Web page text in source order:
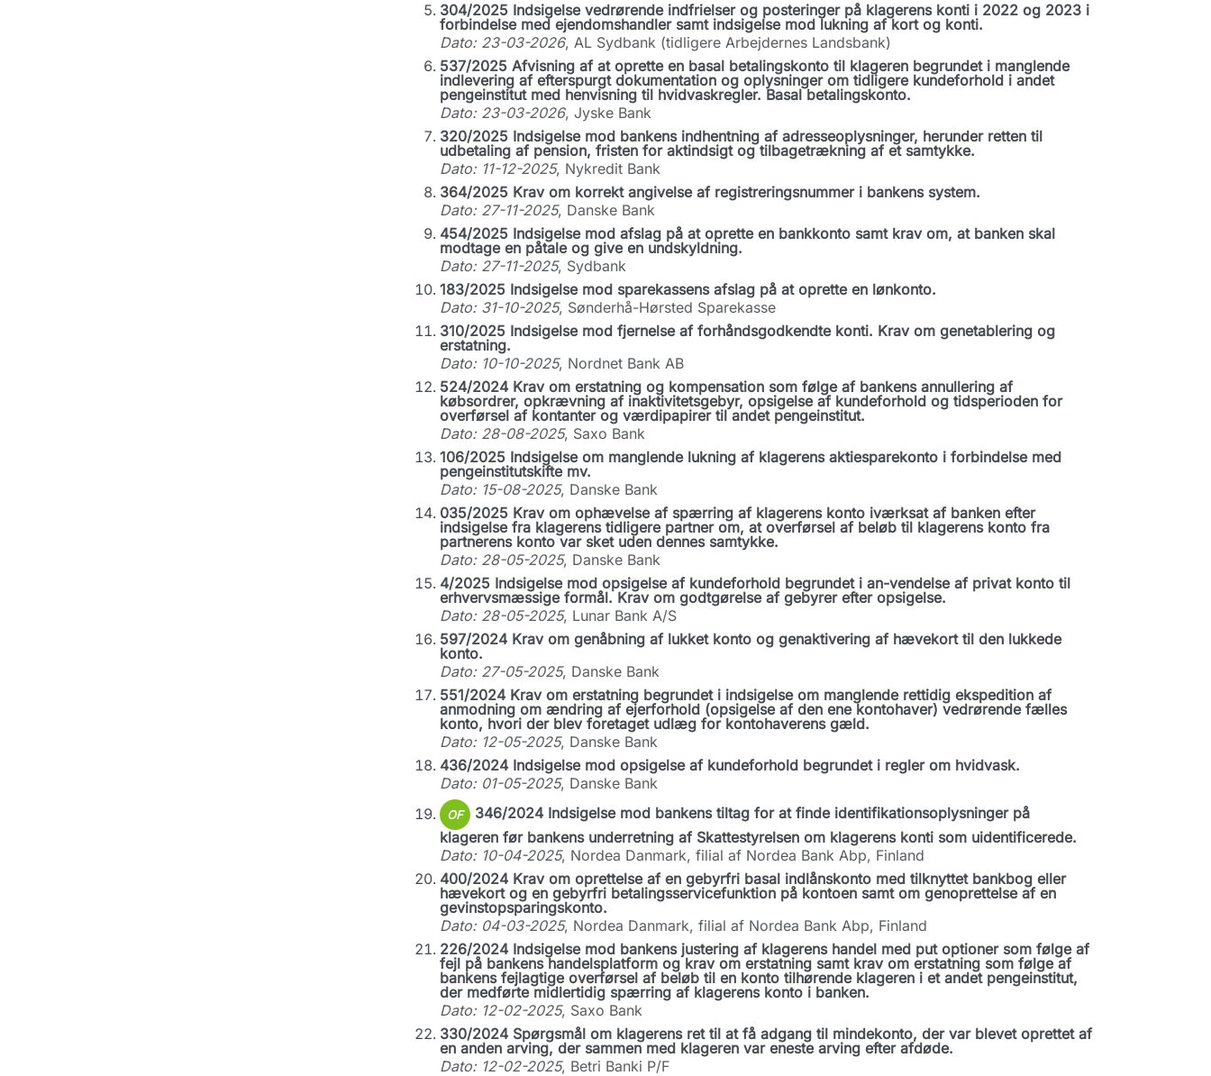
304/2025 Indsigelse vedrørende indfrielser og posteringer på klagerens konti i 2022 og 2023 i
forbindelse med ejendomshandler samt indsigelse mod lukning af kort og konti.
Dato: 23-03-2026, AL Sydbank (tidligere Arbejdernes Landsbank)
537/2025 Afvisning af at oprette en basal betalingskonto til klageren begrundet i manglende
indlevering af efterspurgt dokumentation og oplysninger om tidligere kundeforhold i andet
pengeinstitut med henvisning til hvidvaskregler. Basal betalingskonto.
Dato: 23-03-2026, Jyske Bank
320/2025 Indsigelse mod bankens indhentning af adresseoplysninger, herunder retten til
udbetaling af pension, fristen for aktindsigt og tilbagetrækning af et samtykke.
Dato: 11-12-2025, Nykredit Bank
364/2025 Krav om korrekt angivelse af registreringsnummer i bankens system.
Dato: 27-11-2025, Danske Bank
454/2025 Indsigelse mod afslag på at oprette en bankkonto samt krav om, at banken skal
modtage en påtale og give en undskyldning.
Dato: 27-11-2025, Sydbank
183/2025 Indsigelse mod sparekassens afslag på at oprette en lønkonto.
Dato: 31-10-2025, Sønderhå-Hørsted Sparekasse
310/2025 Indsigelse mod fjernelse af forhåndsgodkendte konti. Krav om genetablering og
erstatning.
Dato: 10-10-2025, Nordnet Bank AB
524/2024 Krav om erstatning og kompensation som følge af bankens annullering af
købsordrer, opkrævning af inaktivitetsgebyr, opsigelse af kundeforhold og tidsperioden for
overførsel af kontanter og værdipapirer til andet pengeinstitut.
Dato: 28-08-2025, Saxo Bank
106/2025 Indsigelse om manglende lukning af klagerens aktiesparekonto i forbindelse med
pengeinstitutskifte mv.
Dato: 15-08-2025, Danske Bank
035/2025 Krav om ophævelse af spærring af klagerens konto iværksat af banken efter
indsigelse fra klagerens tidligere partner om, at overførsel af beløb til klagerens konto fra
partnerens konto var sket uden dennes samtykke.
Dato: 28-05-2025, Danske Bank
4/2025 Indsigelse mod opsigelse af kundeforhold begrundet i an-vendelse af privat konto til
erhvervsmæssige formål. Krav om godtgørelse af gebyrer efter opsigelse.
Dato: 28-05-2025, Lunar Bank A/S
597/2024 Krav om genåbning af lukket konto og genaktivering af hævekort til den lukkede
konto.
Dato: 27-05-2025, Danske Bank
551/2024 Krav om erstatning begrundet i indsigelse om manglende rettidig ekspedition af
anmodning om ændring af ejerforhold (opsigelse af den ene kontohaver) vedrørende fælles
konto, hvori der blev foretaget udlæg for kontohaverens gæld.
Dato: 12-05-2025, Danske Bank
436/2024 Indsigelse mod opsigelse af kundeforhold begrundet i regler om hvidvask.
Dato: 01-05-2025, Danske Bank
OF
346/2024 Indsigelse mod bankens tiltag for at finde identifikationsoplysninger på
klageren før bankens underretning af Skattestyrelsen om klagerens konti som uidentificerede.
Dato: 10-04-2025, Nordea Danmark, filial af Nordea Bank Abp, Finland
400/2024 Krav om oprettelse af en gebyrfri basal indlånskonto med tilknyttet bankbog eller
hævekort og en gebyrfri betalingsservicefunktion på kontoen samt om genoprettelse af en
gevinstopsparingskonto.
Dato: 04-03-2025, Nordea Danmark, filial af Nordea Bank Abp, Finland
226/2024 Indsigelse mod bankens justering af klagerens handel med put optioner som følge af
fejl på bankens handelsplatform og krav om erstatning samt krav om erstatning som følge af
bankens fejlagtige overførsel af beløb til en konto tilhørende klageren i et andet pengeinstitut,
der medførte midlertidig spærring af klagerens konto i banken.
Dato: 12-02-2025, Saxo Bank
330/2024 Spørgsmål om klagerens ret til at få adgang til mindekonto, der var blevet oprettet af
en anden arving, der sammen med klageren var eneste arving efter afdøde.
Dato: 12-02-2025, Betri Banki P/F